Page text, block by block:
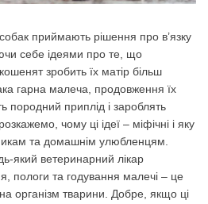
приймають рішення про в’язку
себе ідеями про те, що
зробить їх матір більш
гарна малеча, продовження їх
приплід і зароблять
чому ці ідеї – міфічні і яку
та домашнім улюбленцям.
який ветеринарний лікар
пологи та годування малечі – це
організм тварини. Добре, якщо ці